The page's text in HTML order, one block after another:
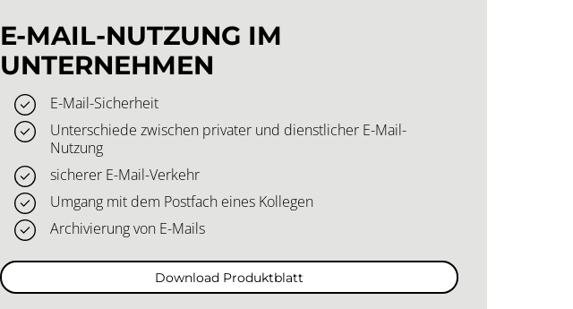
E-MAIL-NUTZUNG IM
UNTERNEHMEN
E-Mail-Sicherheit
Unterschiede zwischen privater und dienstlicher E-Mail-
Nutzung
sicherer E-Mail-Verkehr
Umgang mit dem Postfach eines Kollegen
Archivierung von E-Mails
Download Produktblatt